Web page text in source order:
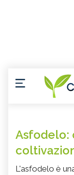
Asfodelo:
L'asfodelo è